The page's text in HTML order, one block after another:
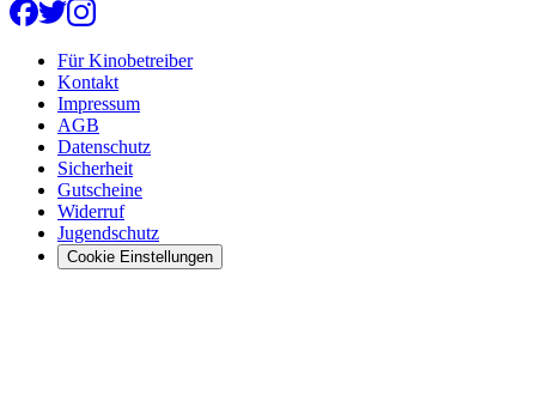
Für Kinobetreiber
Kontakt
Impressum
AGB
Datenschutz
Sicherheit
Gutscheine
Widerruf
Jugendschutz
Cookie Einstellungen